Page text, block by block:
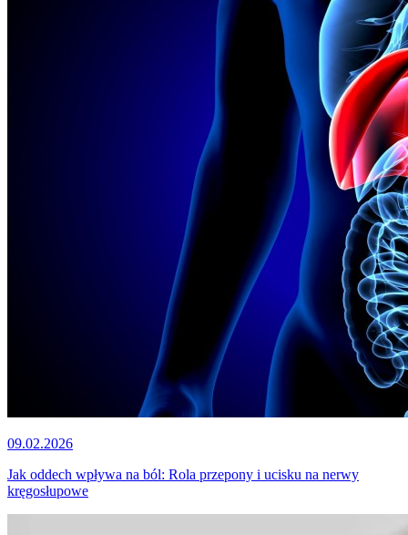
09.02.2026
Jak oddech wpływa na ból: Rola przepony i ucisku na nerwy
kręgosłupowe